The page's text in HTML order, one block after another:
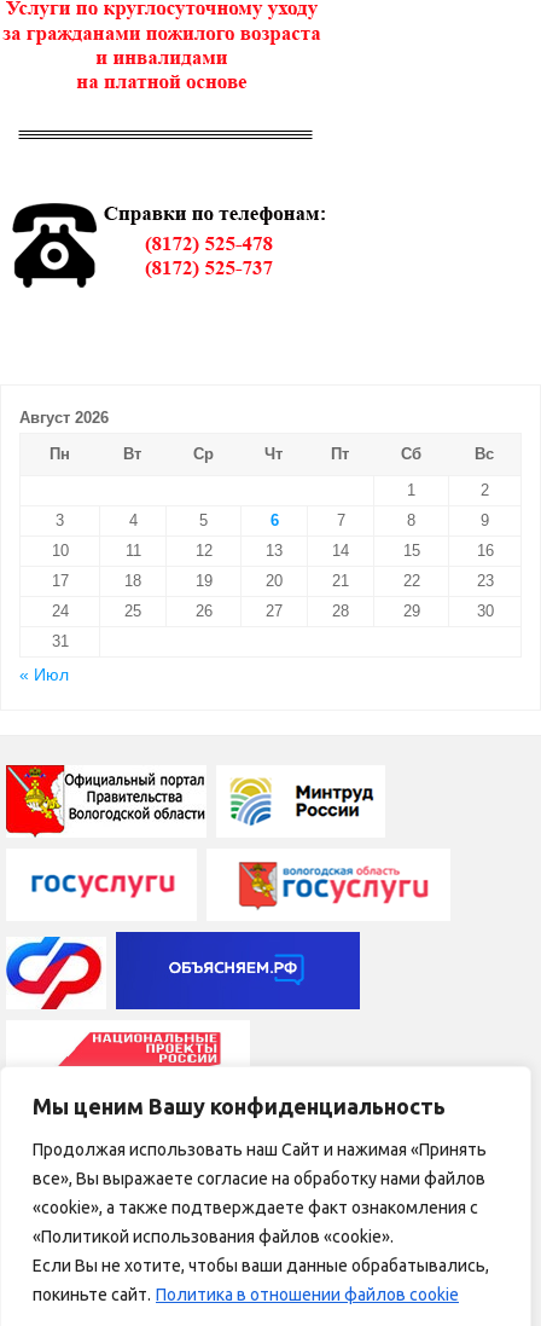
Мы ценим Вашу конфиденциальность
Продолжая использовать наш Сайт и нажимая «Принять
все», Вы выражаете согласие на обработку нами файлов
«cookie», а также подтверждаете факт ознакомления с
«Политикой использования файлов «cookie».
Если Вы не хотите, чтобы ваши данные обрабатывались,
покиньте сайт. Политика в отношении файлов cookie
Август 2026
Пн
Вт Ср Чт Пт Сб
Вс
1
2
3
4 5 6 7 8
9
10
11 12 13 14 15
16
17
18 19 20 21 22
23
24
25 26 27 28 29
30
31
« Июл
защищены в соответствии с Российским и международным
законодательством об авторском праве и смежных правах.
Любое использование текстовых, фото, аудио и видео
материалов возможно только с письменного согласия
правообладателя АУ СО ВО «Октябрьский дом-интернат для